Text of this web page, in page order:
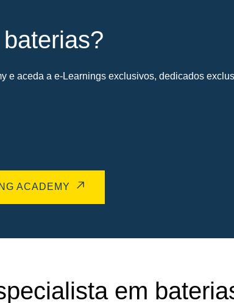
e aceda a e-Learnings exclusivos, dedicados
ACADEMY
em